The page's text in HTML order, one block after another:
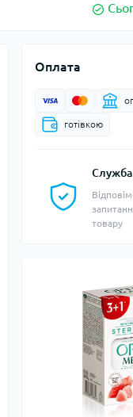
Оплата
готівкою
Служба
товару